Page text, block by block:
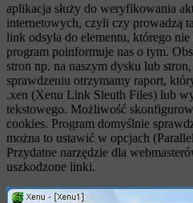
aplikacja służy do weryfikowania
internetowych, czyli czy prowadzą
link odsyła do elementu, którego
program poinformuje nas o tym.
stron np. na naszym dysku lub
sprawdzeniu otrzymamy raport,
.xen (Xenu Link Sleuth Files) lub
tekstowego. Możliwość
cookies. Program domyślnie
można to ustawić w opcjach
Przydatne narzędzie dla
uszkodzone linki.